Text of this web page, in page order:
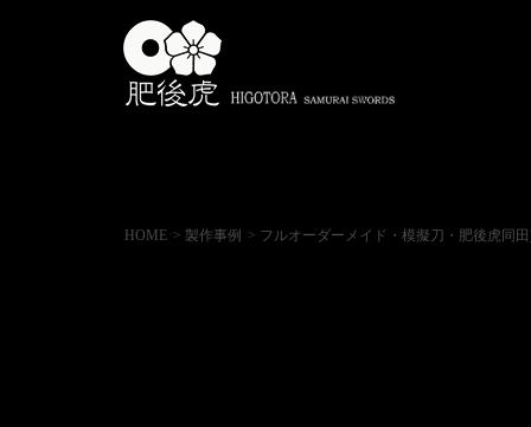
HOME > 製作事例 > フルオーダーメイド・模擬刀・肥後虎同